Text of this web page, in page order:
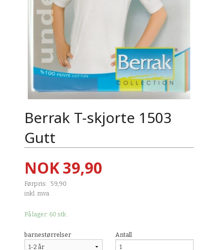
Berrak T-skjorte 1503
Gutt
Tilbud
NOK39,90
Førpris: 59,90
Rabatt
inkl. mva.
På lager: 60 stk.
barnestørrelser Antall